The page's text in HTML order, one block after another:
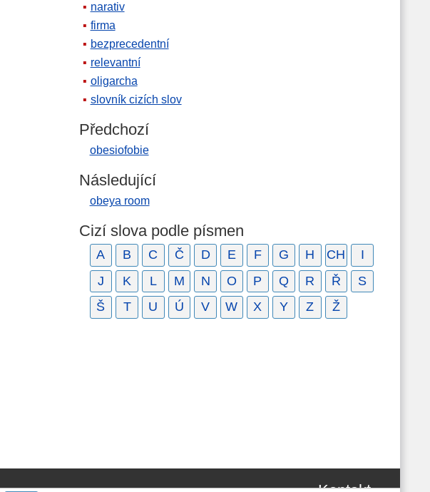
narativ
firma
bezprecedentní
relevantní
oligarcha
slovník cizích slov
Předchozí
obesiofobie
Následující
obeya room
Cizí slova podle písmen
A B C Č D E F G H CH
I
J
K L M N O P Q R Ř
S
Š
T U Ú V W X Y Z Ž